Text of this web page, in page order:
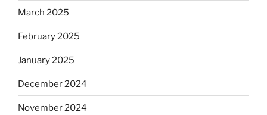
March 2025
February 2025
January 2025
December 2024
November 2024